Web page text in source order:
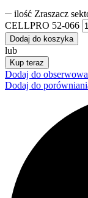
ilość Zraszacz
CELLPRO 52-066
Dodaj do koszyka
lub
Kup teraz
Dodaj do
Dodaj do